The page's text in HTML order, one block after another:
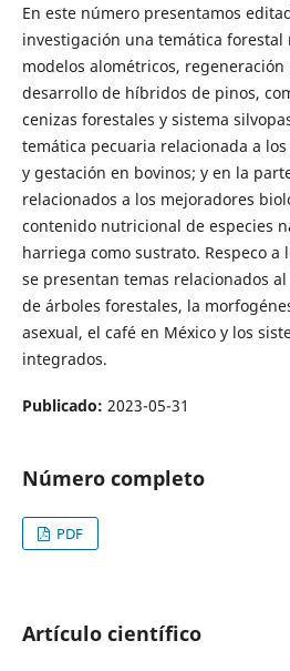
En este número presentamos
investigación una temática forestal
modelos alométricos,
desarrollo de híbridos de pinos,
cenizas forestales y sistema
temática pecuaria relacionada a
y gestación en bovinos; y en la
relacionados a los mejoradores
contenido nutricional de especies
harriega como sustrato. Respeco a
se presentan temas relacionados
de árboles forestales, la
asexual, el café en México y los
integrados.
Publicado: 2023-05-31
Número completo
PDF
Artículo científico